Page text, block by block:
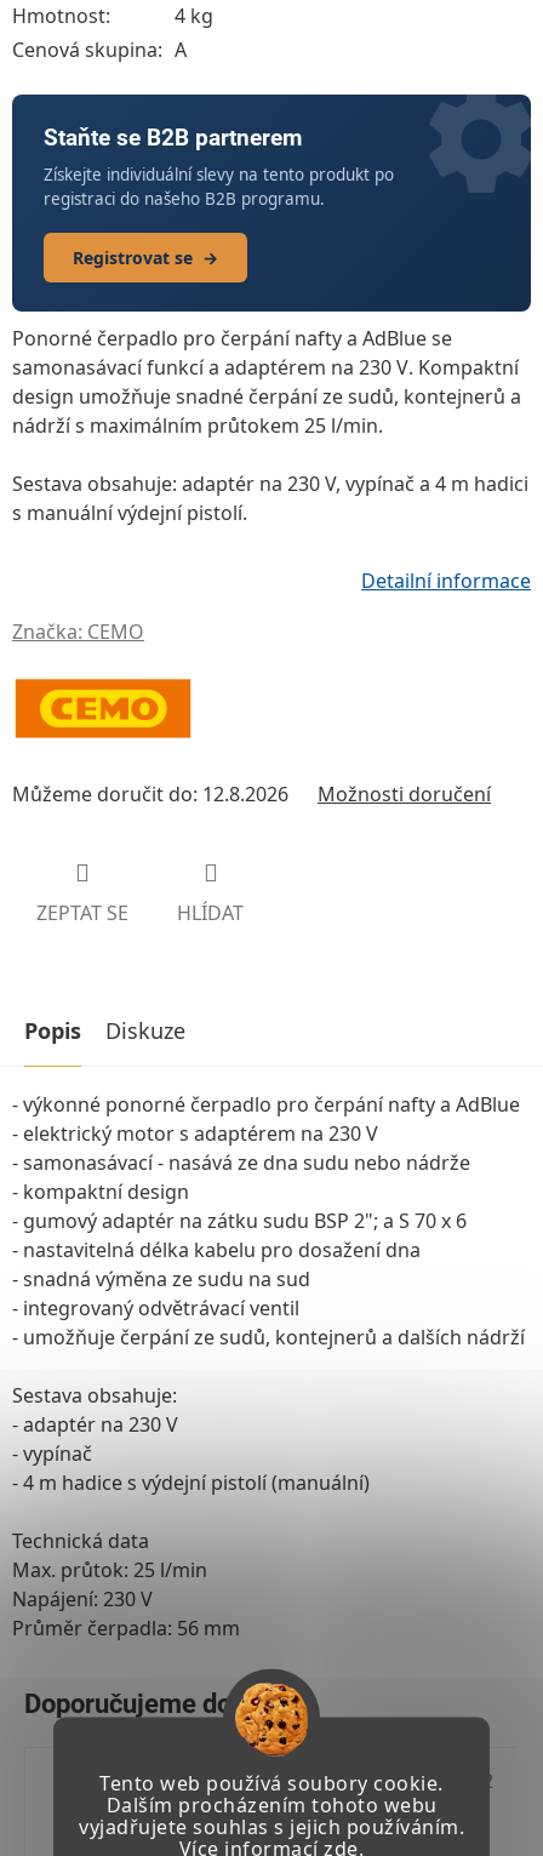
Tento web používá soubory cookie.
Dalším procházením tohoto webu
vyjadřujete souhlas s jejich používáním.
Více informacízde.
Ponorné čerpadlo pro čerpání nafty a AdBluese
samonasávací funkcí a adaptérem na 230 V. Kompaktní
design umožňuje snadné čerpání ze sudů, kontejnerů a
nádrží s maximálním průtokem 25 l/min.
Sestava obsahuje: adaptér na 230 V, vypínač a 4 m hadici
s manuální výdejní pistolí.
Detailní informace
Značka: CEMO
Můžeme doručit do: 12.8.2026 Možnosti doručení
ZEPTAT SE HLÍDAT
Hmotnost:
4 kg
Cenová skupina: A
Staňte se B2B partnerem
Získejte individuální slevy na tento produkt po
registraci do našeho B2B programu.
Registrovat se →
Popis Diskuze
- výkonné ponorné čerpadlo pro čerpání nafty a AdBlue
- elektrický motor s adaptérem na 230 V
- samonasávací - nasává ze dna sudu nebo nádrže
- kompaktní design
- gumový adaptér na zátku sudu BSP 2"; a S 70 x 6
- nastavitelná délka kabelu pro dosažení dna
- snadná výměna ze sudu na sud
- integrovaný odvětrávací ventil
- umožňuje čerpání ze sudů, kontejnerů a dalších nádrží
Sestava obsahuje:
- adaptér na 230 V
- vypínač
- 4 m hadice s výdejní pistolí (manuální)
Technická data
Max. průtok: 25 l/min
Napájení: 230 V
Průměr čerpadla: 56 mm
Kód:13 902 02